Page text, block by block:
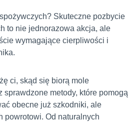
Skuteczne pozbycie
to nie jednorazowa akcja, ale
wymagające cierpliwości i
ci, skąd się biorą mole
sprawdzone metody, które pomogą
obecne już szkodniki, ale
powrotowi. Od naturalnych